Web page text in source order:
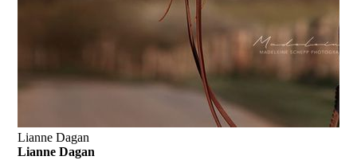
Lianne Dagan
Lianne Dagan